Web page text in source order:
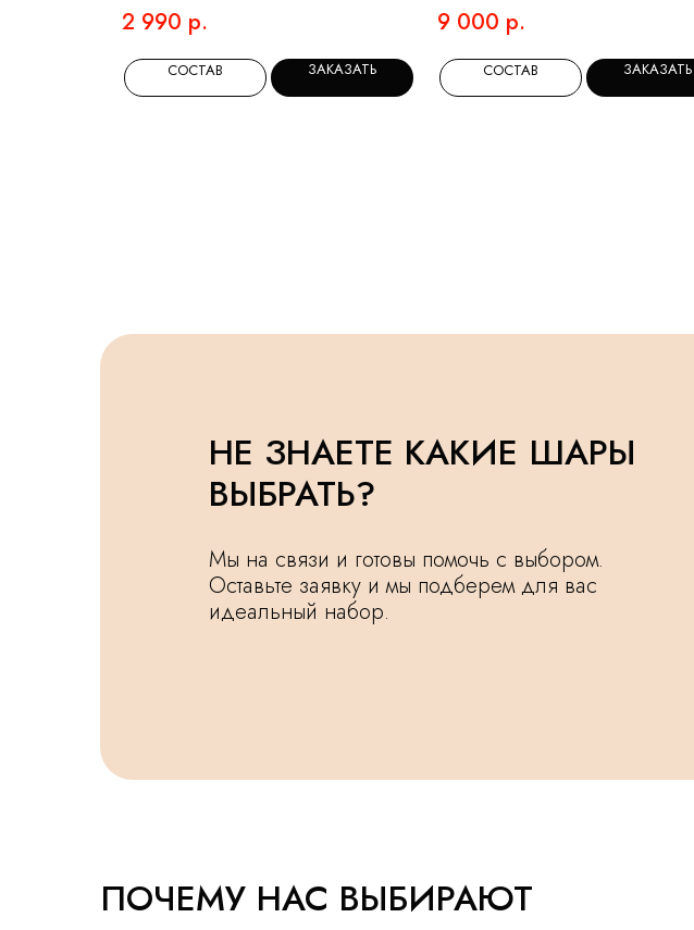
2 990 р.
СОСТАВ ЗАКАЗАТЬ
9 000 р.
СОСТАВ ЗАКАЗАТЬ
НЕ ЗНАЕТЕ КАКИЕ ШАРЫ
ВЫБРАТЬ?
Мы на связи и готовы помочь с выбором.
Оставьте заявку и мы подберем для вас
идеальный набор.
ПОЧЕМУ НАС ВЫБИРАЮТ